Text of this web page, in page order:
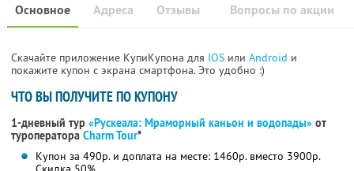
Основное Отзывы Вопросы по акции
Адреса
Скачайте приложение КупиКупона для IOS или Android и
покажите купон с экрана смартфона. Это удобно :)
ЧТО ВЫ ПОЛУЧИТЕ ПО КУПОНУ
1-дневный тур «Рускеала: Мраморный каньон и водопады» от
туроператора Charm Tour*
Купон за 490р. и доплата на месте: 1460р. вместо 3900р.